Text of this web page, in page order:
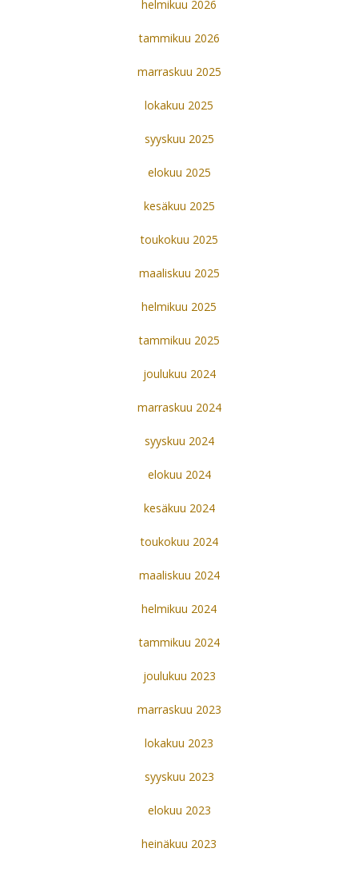
helmikuu 2026
tammikuu 2026
marraskuu 2025
lokakuu 2025
syyskuu 2025
elokuu 2025
kesäkuu 2025
toukokuu 2025
maaliskuu 2025
helmikuu 2025
tammikuu 2025
joulukuu 2024
marraskuu 2024
syyskuu 2024
elokuu 2024
kesäkuu 2024
toukokuu 2024
maaliskuu 2024
helmikuu 2024
tammikuu 2024
joulukuu 2023
marraskuu 2023
lokakuu 2023
syyskuu 2023
elokuu 2023
heinäkuu 2023